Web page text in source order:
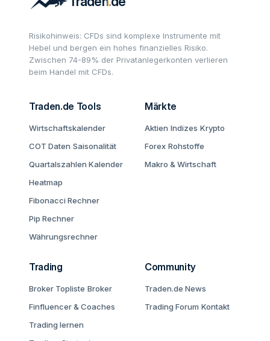
Risikohinweis: CFDs sind komplexe Instrumente mit
Hebel und bergen ein hohes finanzielles Risiko.
Zwischen 74-89% der Privatanlegerkonten verlieren
beim Handel mit CFDs.
Traden.de Tools
Wirtschaftskalender
COT Daten Saisonalität
Quartalszahlen Kalender
Heatmap
Fibonacci Rechner
Pip Rechner
Währungsrechner
Märkte
Aktien Indizes Krypto
Forex Rohstoffe
Makro & Wirtschaft
Trading
Broker Topliste Broker
Finfluencer & Coaches
Trading lernen
Community
Traden.de News
Trading Forum Kontakt